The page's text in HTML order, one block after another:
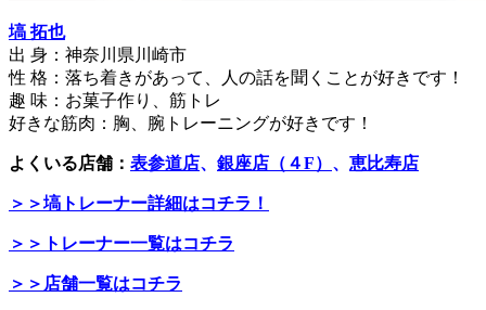
塙 拓也
出 身：神奈川県川崎市
性 格：落ち着きがあって、人の話を聞くことが好きです！
趣 味：お菓子作り、筋トレ
好きな筋肉：胸、腕トレーニングが好きです！
よくいる店舗： 表参道店、 銀座店（４F） 、 恵比寿店
＞＞塙トレーナー詳細はコチラ！
＞＞トレーナー一覧はコチラ
＞＞店舗一覧はコチラ